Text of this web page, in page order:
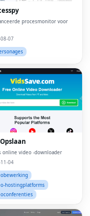
procesmonitor voor
07
online video -downloader
04
hostingplatforms